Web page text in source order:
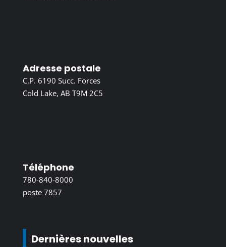
Adresse postale
C.P. 6190 Succ. Forces
Cold Lake, AB T9M 2C5
Téléphone
780-840-8000
poste 7857
Dernières nouvelles